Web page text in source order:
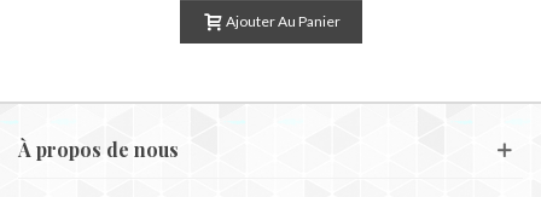
Ajouter Au Panier
À propos de nous